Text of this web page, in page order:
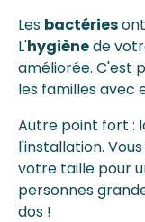
Les bactéries
L'hygiènede
améliorée. C'est
les familles avec
Autre point fort :
l'installation.
votre taille pour
personnes
dos !